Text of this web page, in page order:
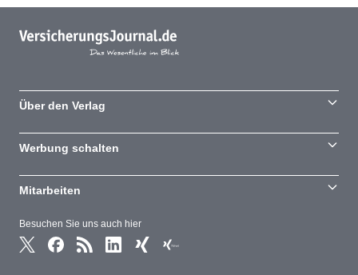
Besuchen Sie uns auch hier
Über den Verlag
Werbung schalten
Mitarbeiten